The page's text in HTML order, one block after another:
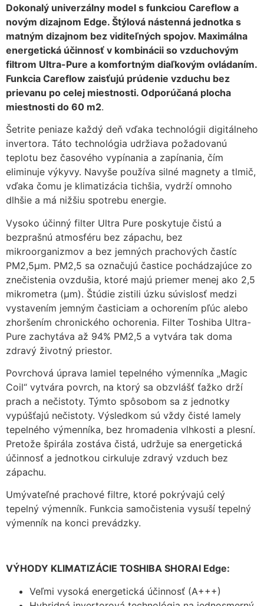
Dokonalý univerzálny model s funkciou Careflow a
novým dizajnom Edge. Štýlová nástenná jednotka s
matným dizajnom bez viditeľných spojov. Maximálna
energetická účinnosť v kombinácii so vzduchovým
filtrom Ultra-Pure a komfortným diaľkovým ovládaním.
Funkcia Careflow zaisťujú prúdenie vzduchu bez
prievanu po celej miestnosti. Odporúčaná plocha
miestnosti do 60 m2.
Šetrite peniaze každý deň vďaka technológii digitálneho
invertora. Táto technológia udržiava požadovanú
teplotu bez časového vypínania a zapínania, čím
eliminuje výkyvy. Navyše používa silné magnety a tlmič,
vďaka čomu je klimatizácia tichšia, vydrží omnoho
dlhšie a má nižšiu spotrebu energie.
Vysoko účinný filter Ultra Pure poskytuje čistú a
bezprašnú atmosféru bez zápachu, bez
mikroorganizmov a bez jemných prachových častíc
PM2,5μm. PM2,5 sa označujú častice pochádzajúce zo
znečistenia ovzdušia, ktoré majú priemer menej ako 2,5
mikrometra (μm). Štúdie zistili úzku súvislosť medzi
vystavením jemným časticiam a ochorením pľúc alebo
zhoršením chronického ochorenia. Filter Toshiba Ultra-
Pure zachytáva až 94% PM2,5 a vytvára tak doma
zdravý životný priestor.
Povrchová úprava lamiel tepelného výmenníka „Magic
Coil“ vytvára povrch, na ktorý sa obzvlášť ťažko drží
prach a nečistoty. Týmto spôsobom sa z jednotky
vypúšťajú nečistoty. Výsledkom sú vždy čisté lamely
tepelného výmenníka, bez hromadenia vlhkosti a plesní.
Pretože špirála zostáva čistá, udržuje sa energetická
účinnosť a jednotkou cirkuluje zdravý vzduch bez
zápachu.
Umývateľné prachové filtre, ktoré pokrývajú celý
tepelný výmenník. Funkcia samočistenia vysuší tepelný
výmenník na konci prevádzky.
VÝHODY KLIMATIZÁCIE TOSHIBA SHORAI Edge:
Veľmi vysoká energetická účinnosť (A+++)
súbory
cookie
odmietnete,
niektoré
funkcie z
webovej
stránky
zmiznú.